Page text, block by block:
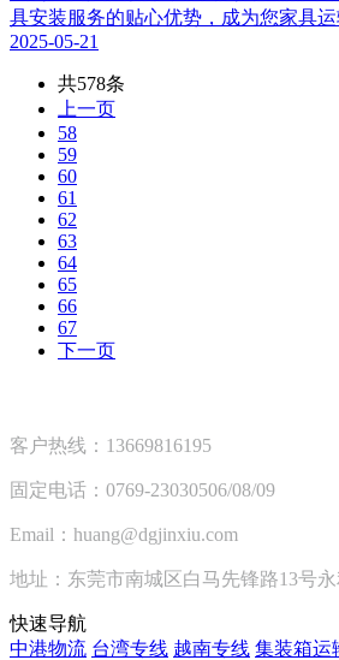
具安装服务的贴心优势，成为您家具运
2025-05-21
共578条
上一页
58
59
60
61
62
63
64
65
66
67
下一页
客户热线：13669816195
固定电话：0769-23030506/08/09
Email：huang@dgjinxiu.com
地址：东莞市南城区白马先锋路13号
快速导航
中港物流 台湾专线 越南专线 集装箱运